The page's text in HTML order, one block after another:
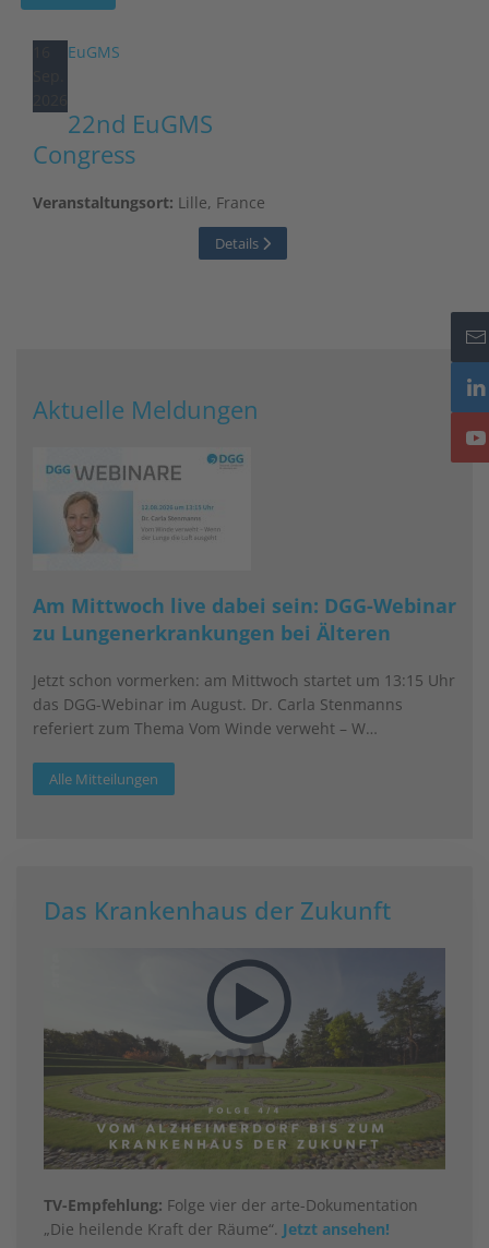
EuGMS
22nd EuGMS
Congress
Veranstaltungsort: Lille, France
Details
Aktuelle Meldungen
Am Mittwoch live dabei sein: DGG-Webinar
zu Lungenerkrankungen bei Älteren
Jetzt schon vormerken: am Mittwoch startet um 13:15 Uhr
das DGG-Webinar im August. Dr. Carla Stenmanns
referiert zum Thema Vom Winde verweht – W…
Alle Mitteilungen
Das Krankenhaus der Zukunft
TV-Empfehlung: Folge vier der arte-Dokumentation
„Die heilende Kraft der Räume“. Jetzt ansehen!